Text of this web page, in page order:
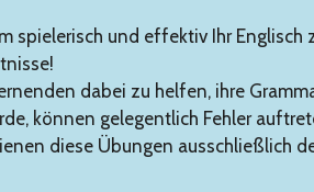
spielerisch und effektiv Ihr Englisch
dabei zu helfen, ihre
können gelegentlich Fehler
diese Übungen ausschließlich